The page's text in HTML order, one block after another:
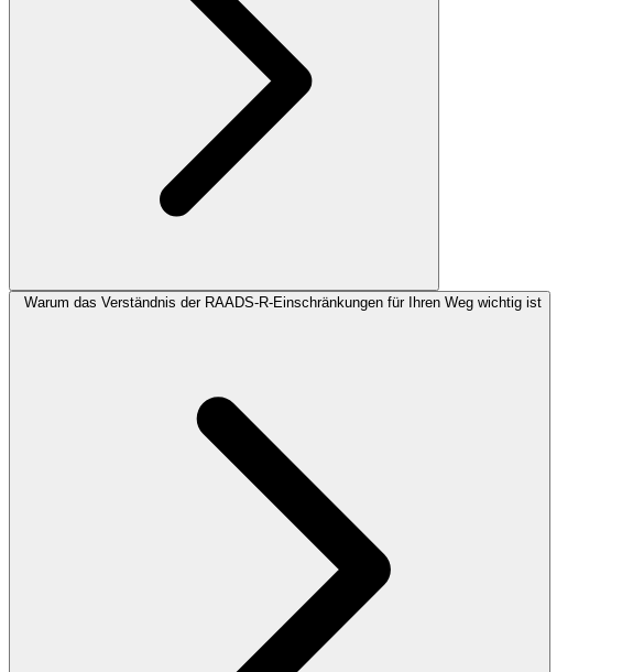
Warum das Verständnis der RAADS-R-Einschränkungen für Ihren Weg wichtig ist